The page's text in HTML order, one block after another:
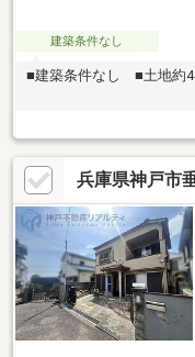
建築条件なし
■建築条件なし ■土地約
兵庫県神戸市